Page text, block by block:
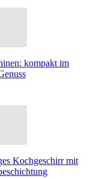
kompakt im
Kochgeschirr mit